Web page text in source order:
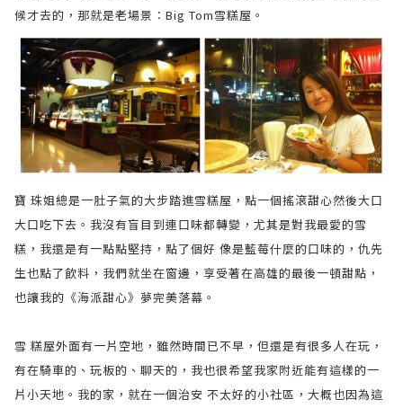
候才去的，那就是老場景︰Big Tom雪糕屋。
寶 珠姐總是一肚子氣的大步踏進雪糕屋，點一個搖滾甜心然後大口
大口吃下去。我沒有盲目到連口味都轉變，尤其是對我最愛的雪
糕，我還是有一點點堅持，點了個好 像是藍莓什麼的口味的，仇先
生也點了飲料，我們就坐在窗邊，享受著在高雄的最後一頓甜點，
也讓我的《海派甜心》夢完美落幕。
雪 糕屋外面有一片空地，雖然時間已不早，但還是有很多人在玩，
有在騎車的、玩板的、聊天的，我也很希望我家附近能有這樣的一
片小天地。我的家，就在一個治安 不太好的小社區，大概也因為這